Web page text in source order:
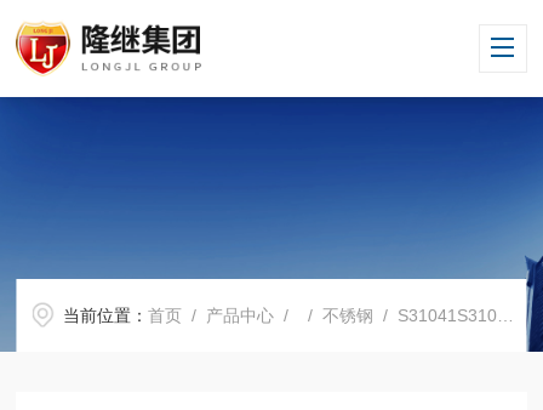
当前位置：首页 / 产品中心 / /不锈钢 / S31041S31041不锈钢厂家批发S31041现货直销